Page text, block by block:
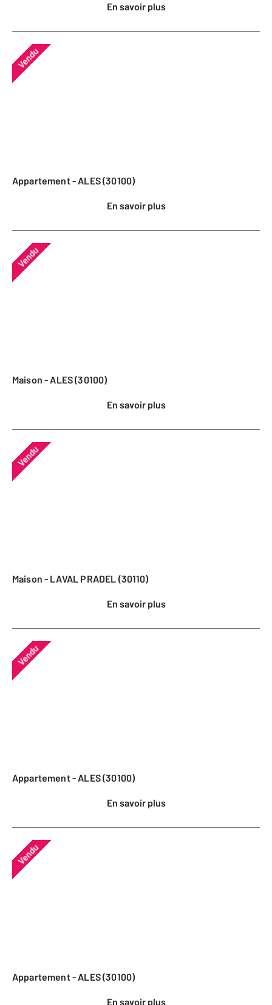
En savoir plus
Vendu
Appartement - ALES (30100)
En savoir plus
Vendu
Maison - ALES (30100)
En savoir plus
Vendu
Maison - LAVAL PRADEL (30110)
En savoir plus
Vendu
Appartement - ALES (30100)
En savoir plus
Vendu
Appartement - ALES (30100)
En savoir plus